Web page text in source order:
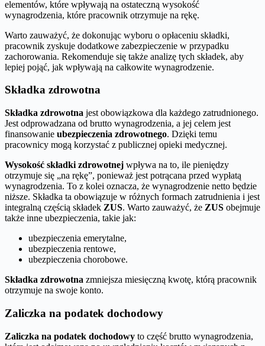
elementów, które wpływają na ostateczną wysokość
wynagrodzenia, które pracownik otrzymuje na rękę.
Warto zauważyć, że dokonując wyboru o opłaceniu składki,
pracownik zyskuje dodatkowe zabezpieczenie w przypadku
zachorowania. Rekomenduje się także analizę tych składek, aby
lepiej pojąć, jak wpływają na całkowite wynagrodzenie.
Składka zdrowotna
Składka zdrowotna jest obowiązkowa dla każdego zatrudnionego.
Jest odprowadzana od brutto wynagrodzenia, a jej celem jest
finansowanie ubezpieczenia zdrowotnego. Dzięki temu
pracownicy mogą korzystać z publicznej opieki medycznej.
Wysokość składki zdrowotnej wpływa na to, ile pieniędzy
otrzymuje się „na rękę”, ponieważ jest potrącana przed wypłatą
wynagrodzenia. To z kolei oznacza, że wynagrodzenie netto będzie
niższe. Składka ta obowiązuje w różnych formach zatrudnienia i jest
integralną częścią składek ZUS. Warto zauważyć, że ZUS obejmuje
także inne ubezpieczenia, takie jak:
ubezpieczenia emerytalne,
ubezpieczenia rentowe,
ubezpieczenia chorobowe.
Składka zdrowotna zmniejsza miesięczną kwotę, którą pracownik
otrzymuje na swoje konto.
Zaliczka na podatek dochodowy
Zaliczka na podatek dochodowy to część brutto wynagrodzenia,